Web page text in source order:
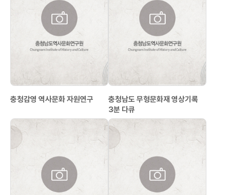
충청감영 역사문화 자원연구
충청남도 무형문화재 영상기록
3분 다큐